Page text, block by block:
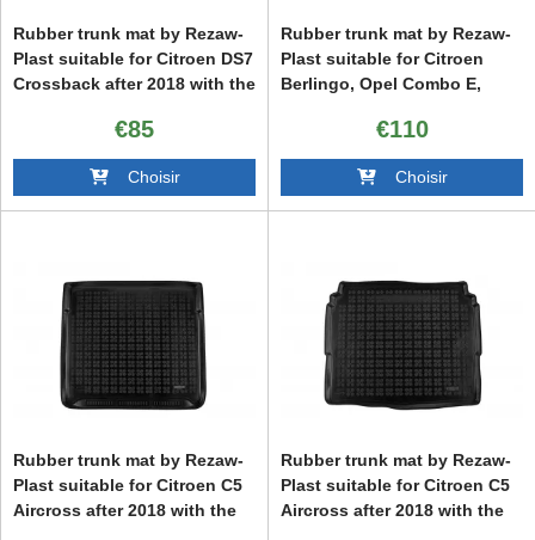
Rubber trunk mat by Rezaw-
Plast suitable for Citroen DS7
Crossback after 2018 with the
€85
Choisir
Rubber trunk mat by Rezaw-
Plast suitable for Citroen
Berlingo, Opel Combo E,
Toyota Proace City Verso
after 2020, long wheelbase, 5
seats with 7 seats with
folded 3rd row of
€110
Choisir
Rubber trunk mat by Rezaw-
Plast suitable for Citroen C5
Aircross after 2018 with the
Rubber trunk mat by Rezaw-
Plast suitable for Citroen C5
Aircross after 2018 with the